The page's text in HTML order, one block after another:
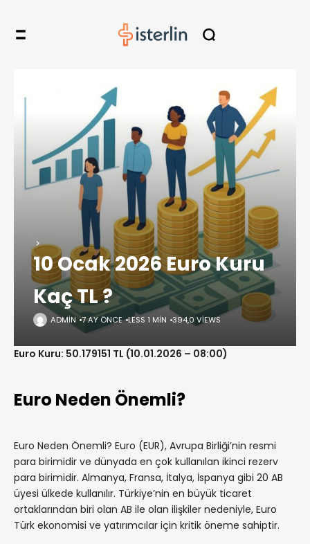
10 Ocak 2026 Euro Kuru
Kaç TL ?
ADMIN 7 AY ÖNCE LESS 1 MIN 394,0 VIEWS
Euro Kuru: 50.179151 TL (10.01.2026 – 08:00)
Euro Neden Önemli?
Euro Neden Önemli? Euro (EUR), Avrupa Birliği’nin resmi
para birimidir ve dünyada en çok kullanılan ikinci rezerv
para birimidir. Almanya, Fransa, İtalya, İspanya gibi 20 AB
üyesi ülkede kullanılır. Türkiye’nin en büyük ticaret
ortaklarından biri olan AB ile olan ilişkiler nedeniyle, Euro
Türk ekonomisi ve yatırımcılar için kritik öneme sahiptir.